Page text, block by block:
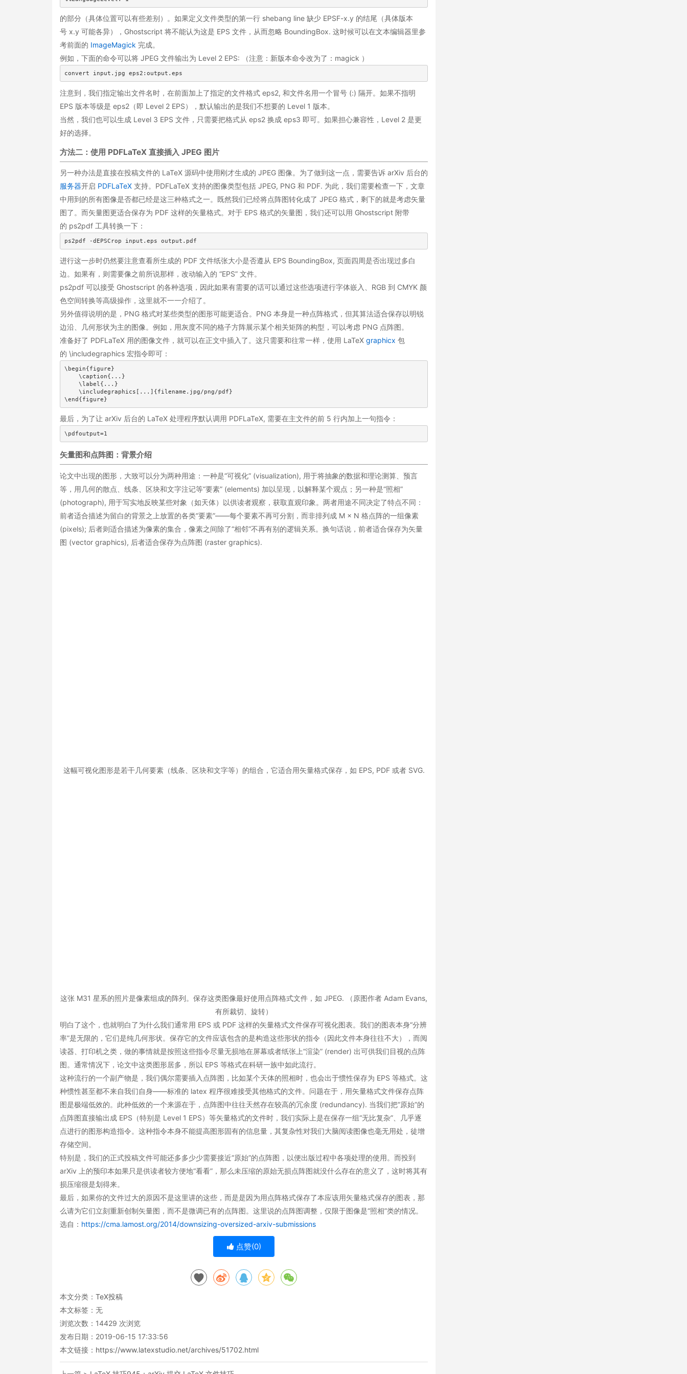
的部分（具体位置可以有些差别）。如果定义文件类型的第一行 shebang line 缺少 EPSF-x.y 的结尾（具体版本
号 x.y 可能各异），Ghostscript 将不能认为这是 EPS 文件，从而忽略 BoundingBox. 这时候可以在文本编辑器里参
考前面的 ImageMagick 完成。
例如，下面的命令可以将 JPEG 文件输出为 Level 2 EPS: （注意：新版本命令改为了：magick ）
convert input.jpg eps2:output.eps
注意到，我们指定输出文件名时，在前面加上了指定的文件格式 eps2, 和文件名用一个冒号 (:) 隔开。如果不指明
EPS 版本等级是 eps2（即 Level 2 EPS），默认输出的是我们不想要的 Level 1 版本。
当然，我们也可以生成 Level 3 EPS 文件，只需要把格式从 eps2 换成 eps3 即可。如果担心兼容性，Level 2 是更
好的选择。
方法二：使用 PDFLaTeX 直接插入 JPEG 图片
另一种办法是直接在投稿文件的 LaTeX 源码中使用刚才生成的 JPEG 图像。为了做到这一点，需要告诉 arXiv 后台的
服务器开启 PDFLaTeX 支持。PDFLaTeX 支持的图像类型包括 JPEG, PNG 和 PDF. 为此，我们需要检查一下，文章
中用到的所有图像是否都已经是这三种格式之一。既然我们已经将点阵图转化成了 JPEG 格式，剩下的就是考虑矢量
图了。而矢量图更适合保存为 PDF 这样的矢量格式。对于 EPS 格式的矢量图，我们还可以用 Ghostscript 附带
的 ps2pdf 工具转换一下：
ps2pdf -dEPSCrop input.eps output.pdf
进行这一步时仍然要注意查看所生成的 PDF 文件纸张大小是否遵从 EPS BoundingBox, 页面四周是否出现过多白
边。如果有，则需要像之前所说那样，改动输入的 “EPS” 文件。
ps2pdf 可以接受 Ghostscript 的各种选项，因此如果有需要的话可以通过这些选项进行字体嵌入、RGB 到 CMYK 颜
色空间转换等高级操作，这里就不一一介绍了。
另外值得说明的是，PNG 格式对某些类型的图形可能更适合。PNG 本身是一种点阵格式，但其算法适合保存以明锐
边沿、几何形状为主的图像。例如，用灰度不同的格子方阵展示某个相关矩阵的构型，可以考虑 PNG 点阵图。
准备好了 PDFLaTeX 用的图像文件，就可以在正文中插入了。这只需要和往常一样，使用 LaTeX graphicx 包
的 \includegraphics 宏指令即可：
\begin{figure}
\caption{...}
\label{...}
\includegraphics[...]{filename.jpg/png/pdf}
\end{figure}
最后，为了让 arXiv 后台的 LaTeX 处理程序默认调用 PDFLaTeX, 需要在主文件的前 5 行内加上一句指令：
\pdfoutput=1
矢量图和点阵图：背景介绍
论文中出现的图形，大致可以分为两种用途：一种是“可视化” (visualization), 用于将抽象的数据和理论测算、预言
等，用几何的散点、线条、区块和文字注记等“要素” (elements) 加以呈现，以解释某个观点；另一种是“照相”
(photograph), 用于写实地反映某些对象（如天体）以供读者观察，获取直观印象。两者用途不同决定了特点不同：
前者适合描述为留白的背景之上放置的各类“要素”——每个要素不再可分割，而非排列成 M × N 格点阵的一组像素
(pixels); 后者则适合描述为像素的集合，像素之间除了“相邻”不再有别的逻辑关系。换句话说，前者适合保存为矢量
图 (vector graphics), 后者适合保存为点阵图 (raster graphics).
这幅可视化图形是若干几何要素（线条、区块和文字等）的组合，它适合用矢量格式保存，如 EPS, PDF 或者 SVG.
这张 M31 星系的照片是像素组成的阵列。保存这类图像最好使用点阵格式文件，如 JPEG. （原图作者 Adam Evans,
有所裁切、旋转）
明白了这个，也就明白了为什么我们通常用 EPS 或 PDF 这样的矢量格式文件保存可视化图表。我们的图表本身“分辨
率”是无限的，它们是纯几何形状。保存它的文件应该包含的是构造这些形状的指令（因此文件本身往往不大），而阅
读器、打印机之类，做的事情就是按照这些指令尽量无损地在屏幕或者纸张上“渲染” (render) 出可供我们目视的点阵
图。通常情况下，论文中这类图形居多，所以 EPS 等格式在科研一族中如此流行。
这种流行的一个副产物是，我们偶尔需要插入点阵图，比如某个天体的照相时，也会出于惯性保存为 EPS 等格式。这
种惯性甚至都不来自我们自身——标准的 latex 程序很难接受其他格式的文件。问题在于，用矢量格式文件保存点阵
图是极端低效的。此种低效的一个来源在于，点阵图中往往天然存在较高的冗余度 (redundancy). 当我们把“原始”的
点阵图直接输出成 EPS（特别是 Level 1 EPS）等矢量格式的文件时，我们实际上是在保存一组“无比复杂”、几乎逐
点进行的图形构造指令。这种指令本身不能提高图形固有的信息量，其复杂性对我们大脑阅读图像也毫无用处，徒增
存储空间。
特别是，我们的正式投稿文件可能还多多少少需要接近“原始”的点阵图，以便出版过程中各项处理的使用。而投到
arXiv 上的预印本如果只是供读者较方便地“看看”，那么未压缩的原始无损点阵图就没什么存在的意义了，这时将其有
损压缩很是划得来。
最后，如果你的文件过大的原因不是这里讲的这些，而是是因为用点阵格式保存了本应该用矢量格式保存的图表，那
么请为它们立刻重新创制矢量图，而不是微调已有的点阵图。这里说的点阵图调整，仅限于图像是“照相”类的情况。
选自： https://cma.lamost.org/2014/downsizing-oversized-arxiv-submissions
点赞(0)
本文分类： TeX投稿
本文标签：无
浏览次数： 14429 次浏览
发布日期：2019-06-15 17:33:56
本文链接： https://www.latexstudio.net/archives/51702.html